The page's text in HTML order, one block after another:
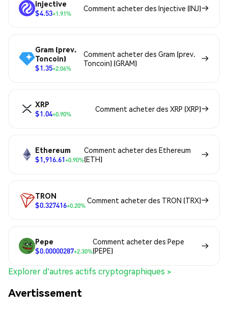
Injective
$4.53+1.91%
Comment acheter des Injective (INJ)
Gram (prev.
Toncoin)
$1.35+2.06%
Comment acheter des Gram (prev.
Toncoin) (GRAM)
XRP
$1.04+0.90%
Comment acheter des XRP (XRP)
Ethereum
$1,916.61+0.90%
Comment acheter des Ethereum
(ETH)
TRON
$0.327416+0.20%
Comment acheter des TRON (TRX)
Pepe
$0.00000287+2.30%
Comment acheter des Pepe
(PEPE)
Explorer d'autres actifs cryptographiques >
Avertissement